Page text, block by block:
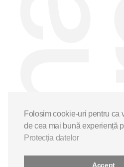
Folosim cookie-uri pentru ca
de cea mai bună experiență
Protecția datelor
Accept